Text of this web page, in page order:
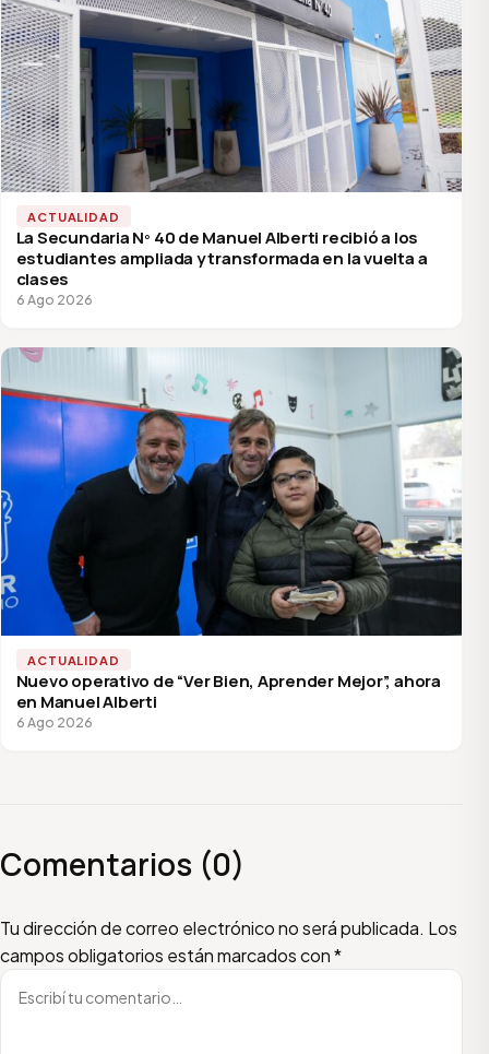
ACTUALIDAD
La Secundaria Nº 40 de Manuel Alberti recibió a los
estudiantes ampliada y transformada en la vuelta a
clases
6 Ago 2026
ACTUALIDAD
Nuevo operativo de “Ver Bien, Aprender Mejor”, ahora
en Manuel Alberti
6 Ago 2026
Comentarios (0)
Tu dirección de correo electrónico no será publicada. Los
campos obligatorios están marcados con*
Escribí tu comentario
Nombre
Email